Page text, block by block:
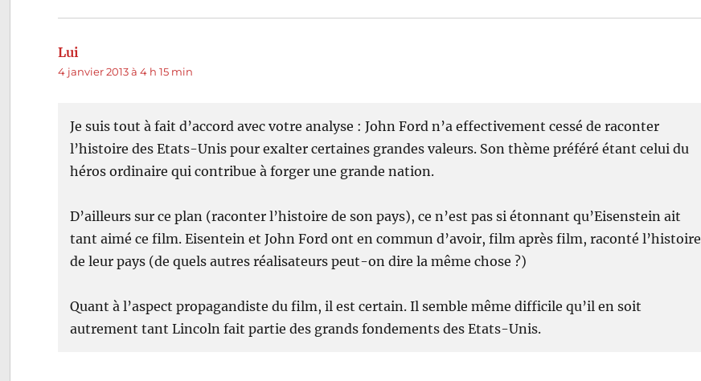
Lui
4 janvier 2013 à 4 h 15 min
Je suis tout à fait d’accord avec votre analyse : John Ford n’a effectivement cessé de raconter
l’histoire des Etats-Unis pour exalter certaines grandes valeurs. Son thème préféré étant celui du
héros ordinaire qui contribue à forger une grande nation.
D’ailleurs sur ce plan (raconter l’histoire de son pays), ce n’est pas si étonnant qu’Eisenstein ait
tant aimé ce film. Eisentein et John Ford ont en commun d’avoir, film après film, raconté l’histoire
de leur pays (de quels autres réalisateurs peut-on dire la même chose ?)
Quant à l’aspect propagandiste du film, il est certain. Il semble même difficile qu’il en soit
autrement tant Lincoln fait partie des grands fondements des Etats-Unis.